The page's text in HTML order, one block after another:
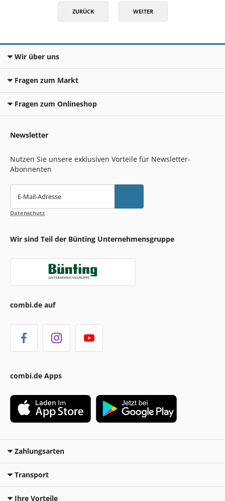
ZURÜCK WEITER
Wir über uns
Fragen zum Markt
Fragen zum Onlineshop
Newsletter
Nutzen Sie unsere exklusiven Vorteile für Newsletter-
Abonnenten
E-Mail-Adresse
Datenschutz
Wir sind Teil der Bünting Unternehmensgruppe
combi.de auf
combi.de Apps
Zahlungsarten
Transport
Ihre Vorteile